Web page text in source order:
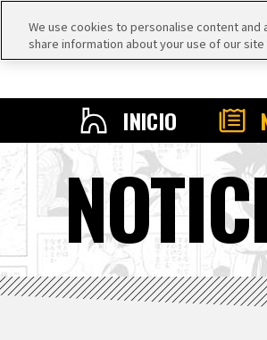
INICIO
We use cookies to personalise content
share information about your use of our